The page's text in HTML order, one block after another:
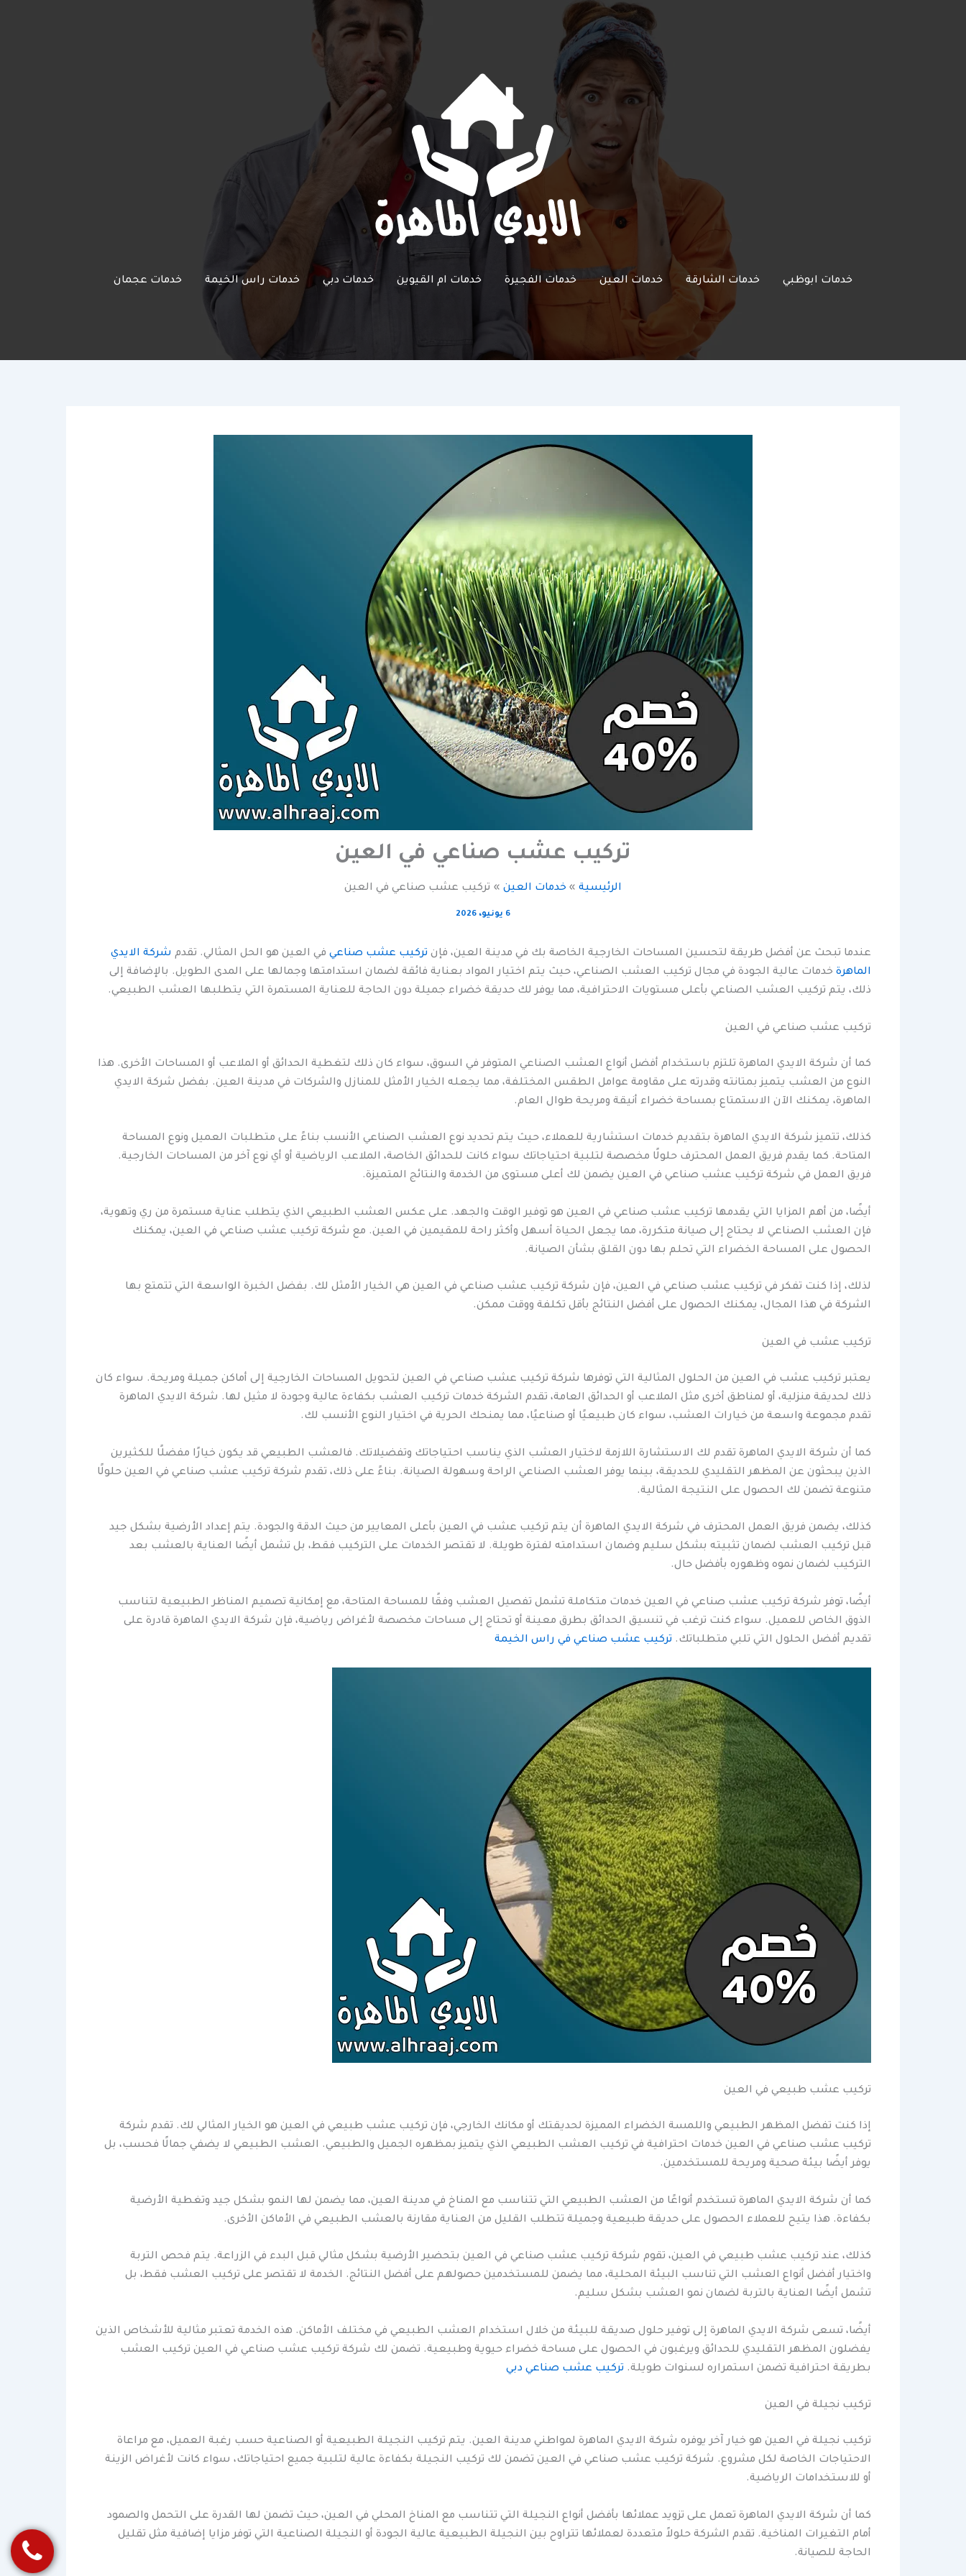
خدمات ابوظبي خدمات الشارقة خدمات العين خدمات الفجيرة خدمات ام القيوين خدمات دبي خدمات راس الخيمة خدمات عجمان
تركيب عشب صناعي في العين
الرئيسية خدمات العين تركيب عشب صناعي في العين
6 يونيو، 2026
عندما تبحث عن أفضل طريقة لتحسين المساحات الخارجية الخاصة بك في مدينة العين، فإن تركيب عشب صناعي في العين هو الحل المثالي. تقدم شركة الايدي
الماهرة خدمات عالية الجودة في مجال تركيب العشب الصناعي، حيث يتم اختيار المواد بعناية فائقة لضمان استدامتها وجمالها على المدى الطويل. بالإضافة إلى
ذلك، يتم تركيب العشب الصناعي بأعلى مستويات الاحترافية، مما يوفر لك حديقة خضراء جميلة دون الحاجة للعناية المستمرة التي يتطلبها العشب الطبيعي.
تركيب عشب صناعي في العين
كما أن شركة الايدي الماهرة تلتزم باستخدام أفضل أنواع العشب الصناعي المتوفر في السوق، سواء كان ذلك لتغطية الحدائق أو الملاعب أو المساحات الأخرى. هذا
النوع من العشب يتميز بمتانته وقدرته على مقاومة عوامل الطقس المختلفة، مما يجعله الخيار الأمثل للمنازل والشركات في مدينة العين. بفضل شركة الايدي
الماهرة، يمكنك الآن الاستمتاع بمساحة خضراء أنيقة ومريحة طوال العام.
كذلك، تتميز شركة الايدي الماهرة بتقديم خدمات استشارية للعملاء، حيث يتم تحديد نوع العشب الصناعي الأنسب بناءً على متطلبات العميل ونوع المساحة
المتاحة. كما يقدم فريق العمل المحترف حلولًا مخصصة لتلبية احتياجاتك سواء كانت للحدائق الخاصة، الملاعب الرياضية أو أي نوع آخر من المساحات الخارجية.
فريق العمل في شركة تركيب عشب صناعي في العين يضمن لك أعلى مستوى من الخدمة والنتائج المتميزة.
أيضًا، من أهم المزايا التي يقدمها تركيب عشب صناعي في العين هو توفير الوقت والجهد. على عكس العشب الطبيعي الذي يتطلب عناية مستمرة من ري وتهوية،
فإن العشب الصناعي لا يحتاج إلى صيانة متكررة، مما يجعل الحياة أسهل وأكثر راحة للمقيمين في العين. مع شركة تركيب عشب صناعي في العين، يمكنك
الحصول على المساحة الخضراء التي تحلم بها دون القلق بشأن الصيانة.
لذلك، إذا كنت تفكر في تركيب عشب صناعي في العين، فإن شركة تركيب عشب صناعي في العين هي الخيار الأمثل لك. بفضل الخبرة الواسعة التي تتمتع بها
الشركة في هذا المجال، يمكنك الحصول على أفضل النتائج بأقل تكلفة ووقت ممكن.
تركيب عشب في العين
يعتبر تركيب عشب في العين من الحلول المثالية التي توفرها شركة تركيب عشب صناعي في العين لتحويل المساحات الخارجية إلى أماكن جميلة ومريحة. سواء كان
ذلك لحديقة منزلية، أو لمناطق أخرى مثل الملاعب أو الحدائق العامة، تقدم الشركة خدمات تركيب العشب بكفاءة عالية وجودة لا مثيل لها. شركة الايدي الماهرة
تقدم مجموعة واسعة من خيارات العشب، سواء كان طبيعيًا أو صناعيًا، مما يمنحك الحرية في اختيار النوع الأنسب لك.
كما أن شركة الايدي الماهرة تقدم لك الاستشارة اللازمة لاختيار العشب الذي يناسب احتياجاتك وتفضيلاتك. فالعشب الطبيعي قد يكون خيارًا مفضلًا للكثيرين
الذين يبحثون عن المظهر التقليدي للحديقة، بينما يوفر العشب الصناعي الراحة وسهولة الصيانة. بناءً على ذلك، تقدم شركة تركيب عشب صناعي في العين حلولًا
متنوعة تضمن لك الحصول على النتيجة المثالية.
كذلك، يضمن فريق العمل المحترف في شركة الايدي الماهرة أن يتم تركيب عشب في العين بأعلى المعايير من حيث الدقة والجودة. يتم إعداد الأرضية بشكل جيد
قبل تركيب العشب لضمان تثبيته بشكل سليم وضمان استدامته لفترة طويلة. لا تقتصر الخدمات على التركيب فقط، بل تشمل أيضًا العناية بالعشب بعد
التركيب لضمان نموه وظهوره بأفضل حال.
أيضًا، توفر شركة تركيب عشب صناعي في العين خدمات متكاملة تشمل تفصيل العشب وفقًا للمساحة المتاحة، مع إمكانية تصميم المناظر الطبيعية لتناسب
الذوق الخاص للعميل. سواء كنت ترغب في تنسيق الحدائق بطرق معينة أو تحتاج إلى مساحات مخصصة لأغراض رياضية، فإن شركة الايدي الماهرة قادرة على
تقديم أفضل الحلول التي تلبي متطلباتك. تركيب عشب صناعي في راس الخيمة
تركيب عشب طبيعي في العين
إذا كنت تفضل المظهر الطبيعي واللمسة الخضراء المميزة لحديقتك أو مكانك الخارجي، فإن تركيب عشب طبيعي في العين هو الخيار المثالي لك. تقدم شركة
تركيب عشب صناعي في العين خدمات احترافية في تركيب العشب الطبيعي الذي يتميز بمظهره الجميل والطبيعي. العشب الطبيعي لا يضفي جمالًا فحسب، بل
يوفر أيضًا بيئة صحية ومريحة للمستخدمين.
كما أن شركة الايدي الماهرة تستخدم أنواعًا من العشب الطبيعي التي تتناسب مع المناخ في مدينة العين، مما يضمن لها النمو بشكل جيد وتغطية الأرضية
بكفاءة. هذا يتيح للعملاء الحصول على حديقة طبيعية وجميلة تتطلب القليل من العناية مقارنة بالعشب الطبيعي في الأماكن الأخرى.
كذلك، عند تركيب عشب طبيعي في العين، تقوم شركة تركيب عشب صناعي في العين بتحضير الأرضية بشكل مثالي قبل البدء في الزراعة. يتم فحص التربة
واختيار أفضل أنواع العشب التي تناسب البيئة المحلية، مما يضمن للمستخدمين حصولهم على أفضل النتائج. الخدمة لا تقتصر على تركيب العشب فقط، بل
تشمل أيضًا العناية بالتربة لضمان نمو العشب بشكل سليم.
أيضًا، تسعى شركة الايدي الماهرة إلى توفير حلول صديقة للبيئة من خلال استخدام العشب الطبيعي في مختلف الأماكن. هذه الخدمة تعتبر مثالية للأشخاص الذين
يفضلون المظهر التقليدي للحدائق ويرغبون في الحصول على مساحة خضراء حيوية وطبيعية. تضمن لك شركة تركيب عشب صناعي في العين تركيب العشب
بطريقة احترافية تضمن استمراره لسنوات طويلة. تركيب عشب صناعي دبي
تركيب نجيلة في العين
تركيب نجيلة في العين هو خيار آخر يوفره شركة الايدي الماهرة لمواطني مدينة العين. يتم تركيب النجيلة الطبيعية أو الصناعية حسب رغبة العميل، مع مراعاة
الاحتياجات الخاصة لكل مشروع. شركة تركيب عشب صناعي في العين تضمن لك تركيب النجيلة بكفاءة عالية لتلبية جميع احتياجاتك، سواء كانت لأغراض الزينة
أو للاستخدامات الرياضية.
كما أن شركة الايدي الماهرة تعمل على تزويد عملائها بأفضل أنواع النجيلة التي تتناسب مع المناخ المحلي في العين، حيث تضمن لها القدرة على التحمل والصمود
أمام التغيرات المناخية. تقدم الشركة حلولاً متعددة لعملائها تتراوح بين النجيلة الطبيعية عالية الجودة أو النجيلة الصناعية التي توفر مزايا إضافية مثل تقليل
الحاجة للصيانة.